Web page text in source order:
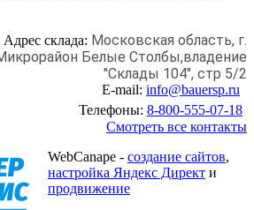
Адрес склада: Московская область, г.
Белые Столбы,владение
"Склады 104", стр 5/2
E-mail: info@bauersp.ru
Телефоны: 8-800-555-07-18
Смотреть все контакты
WebCanape - создание сайтов,
настройка Яндекс Директ и
продвижение